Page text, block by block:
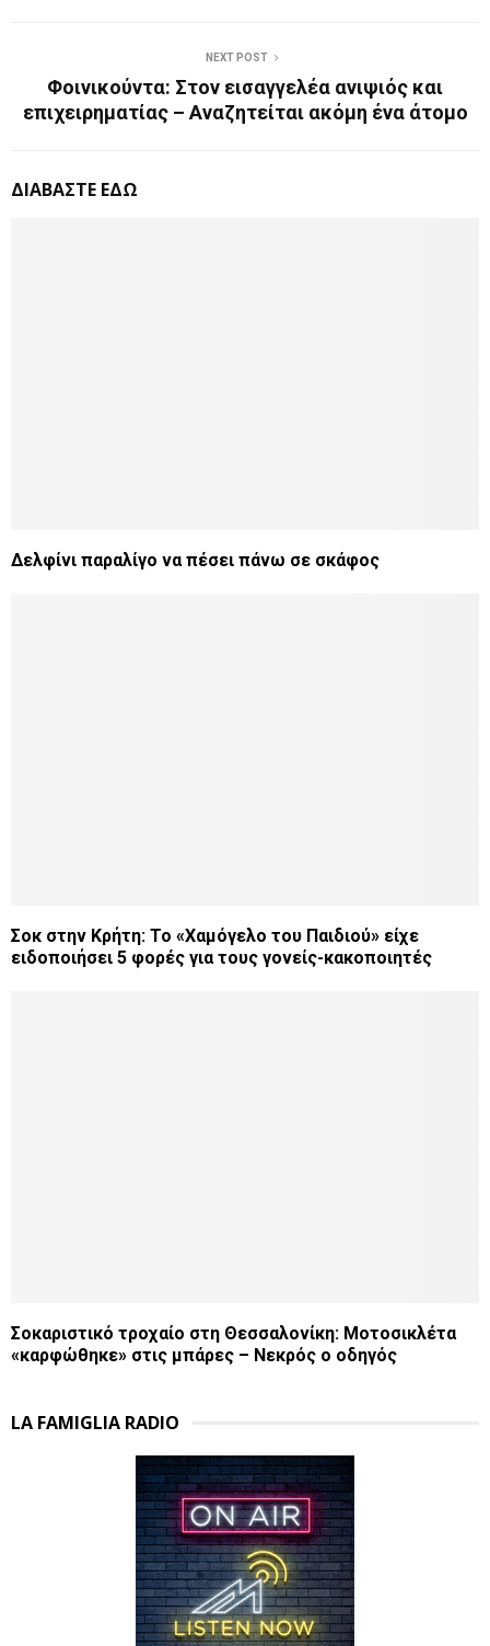
NEXT POST
Φοινικούντα: Στον εισαγγελέα ανιψιός και
επιχειρηματίας – Αναζητείται ακόμη ένα άτομο
ΔΙΑΒΑΣΤΕ ΕΔΩ
Δελφίνι παραλίγο να πέσει πάνω σε σκάφος
Σοκ στην Κρήτη: Το «Χαμόγελο του Παιδιού» είχε
ειδοποιήσει 5 φορές για τους γονείς-κακοποιητές
Σοκαριστικό τροχαίο στη Θεσσαλονίκη: Μοτοσικλέτα
«καρφώθηκε» στις μπάρες – Νεκρός ο οδηγός
LA FAMIGLIA RADIO